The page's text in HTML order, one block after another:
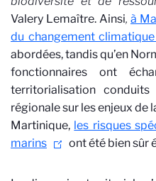
Valery Lemaître. Ainsi, à
du changement
abordées, tandis qu’en
fonctionnaires ont
territorialisation
régionale sur les enjeux de
Martinique, les risques
marins
ont été bien sûr